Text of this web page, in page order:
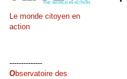
Le monde citoyen en
action
--------------
Observatoire des